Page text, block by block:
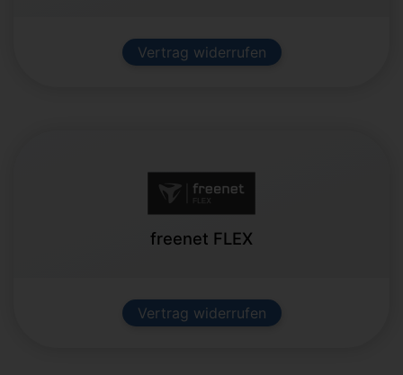
Vertrag widerrufen
freenet FLEX
Vertrag widerrufen